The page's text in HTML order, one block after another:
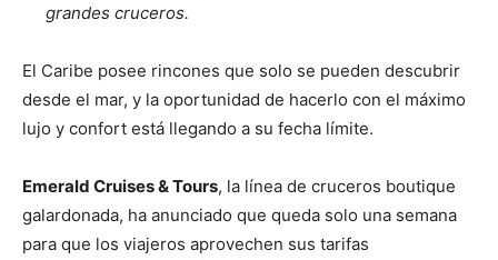
grandes cruceros.
El Caribe posee rincones que solo se pueden descubrir
desde el mar, y la oportunidad de hacerlo con el máximo
lujo y confort está llegando a su fecha límite.
Emerald Cruises & Tours, la línea de cruceros boutique
galardonada, ha anunciado que queda solo una semana
para que los viajeros aprovechen sus tarifas